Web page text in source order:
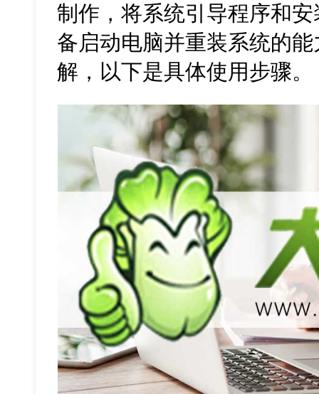
制作，将系统引导程序和
备启动电脑并重装系统的
解，以下是具体使用步骤。